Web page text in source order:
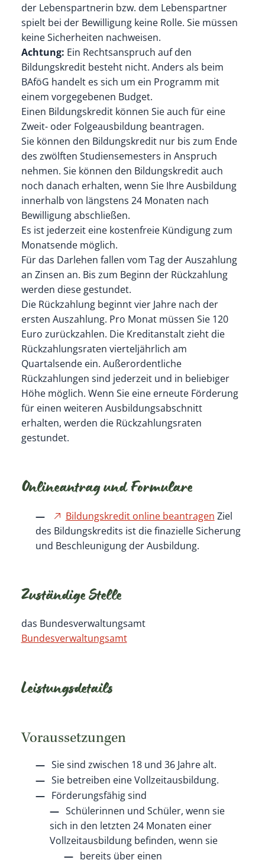
der Lebenspartnerin bzw. dem Lebenspartner
spielt bei der Bewilligung keine Rolle. Sie müssen
keine Sicherheiten nachweisen.
Achtung: Ein Rechtsanspruch auf den
Bildungskredit besteht nicht. Anders als beim
BAföG handelt es sich um ein Programm mit
einem vorgegebenen Budget.
Einen Bildungskredit können Sie auch für eine
Zweit- oder Folgeausbildung beantragen.
Sie können den Bildungskredit nur bis zum Ende
des zwölften Studiensemesters in Anspruch
nehmen. Sie können den Bildungskredit auch
noch danach erhalten, wenn Sie Ihre Ausbildung
innerhalb von längstens 24 Monaten nach
Bewilligung abschließen.
Es ist jederzeit eine kostenfreie Kündigung zum
Monatsende möglich.
Für das Darlehen fallen vom Tag der Auszahlung
an Zinsen an. Bis zum Beginn der Rückzahlung
werden diese gestundet.
Die Rückzahlung beginnt vier Jahre nach der
ersten Auszahlung. Pro Monat müssen Sie 120
Euro zurückzahlen. Die Kreditanstalt zieht die
Rückzahlungsraten vierteljährlich am
Quartalsende ein. Außerordentliche
Rückzahlungen sind jederzeit und in beliebiger
Höhe möglich. Wenn Sie eine erneute Förderung
für einen weiteren Ausbildungsabschnitt
erhalten, werden die Rückzahlungsraten
gestundet.
Onlineantrag und Formulare
Bildungskredit online beantragen Ziel
des Bildungskredits ist die finazielle Sicherung
und Beschleunigung der Ausbildung.
Zuständige Stelle
das Bundesverwaltungsamt
Bundesverwaltungsamt
Leistungsdetails
Voraussetzungen
Sie sind zwischen 18 und 36 Jahre alt.
Sie betreiben eine Vollzeitausbildung.
Förderungsfähig sind
Schülerinnen und Schüler, wenn sie
sich in den letzten 24 Monaten einer
Vollzeitausbildung befinden, wenn sie
bereits über einen